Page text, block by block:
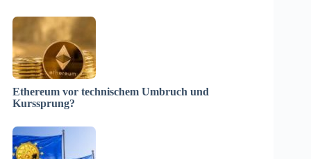
Ethereum vor technischem Umbruch und
Kurssprung?